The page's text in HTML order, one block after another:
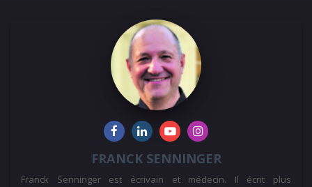
FRANCK SENNINGER
Franck Senninger est écrivain et médecin. Il écrit plus